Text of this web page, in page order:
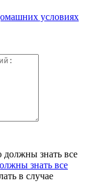
условиях
знать все